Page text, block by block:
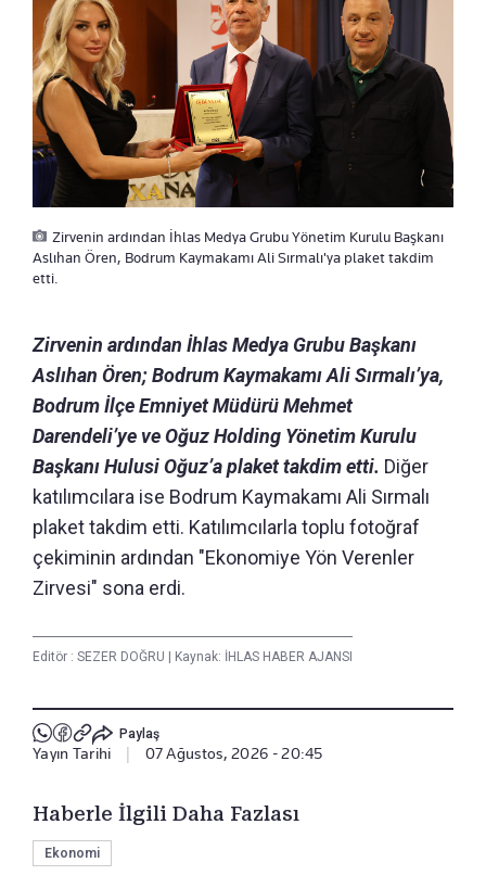
Zirvenin ardından İhlas Medya Grubu Yönetim Kurulu Başkanı
Aslıhan Ören, Bodrum Kaymakamı Ali Sırmalı'ya plaket takdim
etti.
Zirvenin ardından İhlas Medya Grubu Başkanı
Aslıhan Ören; Bodrum Kaymakamı Ali Sırmalı’ya,
Bodrum İlçe Emniyet Müdürü Mehmet
Darendeli’ye ve Oğuz Holding Yönetim Kurulu
Başkanı Hulusi Oğuz’a plaket takdim etti. Diğer
katılımcılara ise Bodrum Kaymakamı Ali Sırmalı
plaket takdim etti. Katılımcılarla toplu fotoğraf
çekiminin ardından "Ekonomiye Yön Verenler
Zirvesi" sona erdi.
Editör : SEZER DOĞRU Kaynak: İHLAS HABER AJANSI
Paylaş
Yayın Tarihi 07 Ağustos, 2026 - 20:45
Haberle İlgili Daha Fazlası
Ekonomi